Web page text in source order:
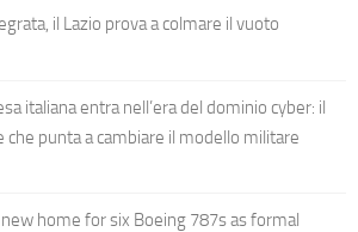
il Lazio prova a colmare il vuoto
italiana entra nell’era del dominio cyber: il
che punta a cambiare il modello militare
home for six Boeing 787s as formal